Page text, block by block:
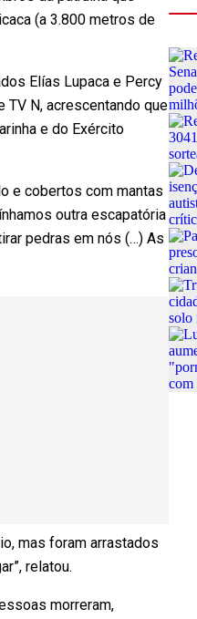
(a 3.800 metros de
Elías Lupaca e Percy
TV N, acrescentando que
e do Exército
e cobertos com mantas
outra escapatória
pedras em nós (…) As
mas foram arrastados
relatou.
morreram,